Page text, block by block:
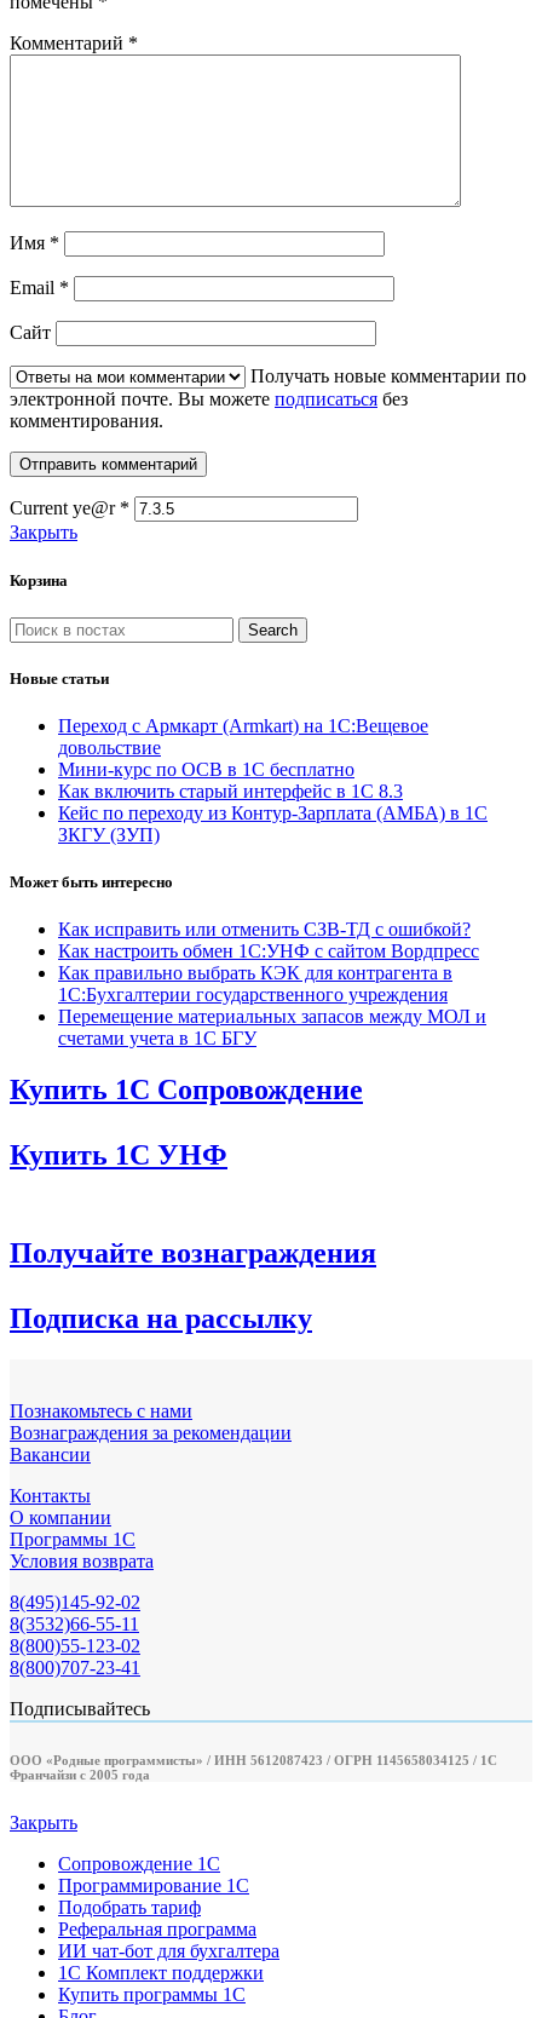
Комментарий *
Имя *
Email *
Сайт
Получать новые комментарии по
электронной почте. Вы можете подписаться без
комментирования.
Current ye@r *
Закрыть
Корзина
Search
Новые статьи
Переход с Армкарт (Armkart) на 1С:Вещевое
довольствие
Мини-курс по ОСВ в 1С бесплатно
Как включить старый интерфейс в 1С 8.3
Кейс по переходу из Контур-Зарплата (АМБА) в 1С
ЗКГУ (ЗУП)
Может быть интересно
Как исправить или отменить СЗВ-ТД с ошибкой?
Как настроить обмен 1С:УНФ с сайтом Вордпресс
Как правильно выбрать КЭК для контрагента в
1С:Бухгалтерии государственного учреждения
Перемещение материальных запасов между МОЛ и
счетами учета в 1С БГУ
Купить 1С Сопровождение
Купить 1С УНФ
Получайте вознаграждения
Подписка на рассылку
Познакомьтесь с нами
Вознаграждения за рекомендации
Вакансии
Контакты
О компании
Программы 1С
Условия возврата
8(495)145-92-02
8(3532)66-55-11
8(800)55-123-02
8(800)707-23-41
Подписывайтесь
ООО «Родные программисты» / ИНН 5612087423 / ОГРН 1145658034125 / 1С
Франчайзи с 2005 года
Закрыть
Сопровождение 1С
Программирование 1С
Подобрать тариф
Реферальная программа
ИИ чат-бот для бухгалтера
1С Комплект поддержки
Купить программы 1С